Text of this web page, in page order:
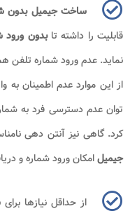
ساخت جیمیل بدون
قابلیت را داشته تابدون ورود
نماید. عدم ورود شماره تلفن
از این موارد عدم اطمینان به
توان عدم دسترسی فرد به
کرد. گاهی نیز آنتن دهی
جیمیلامکان ورود شماره و
از حداقل نیازها برای